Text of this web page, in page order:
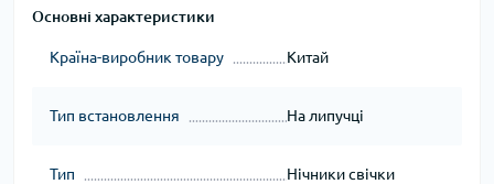
Основні характеристики
Країна-виробник товару Китай
Тип встановлення На липучці
Тип Нічники свічки